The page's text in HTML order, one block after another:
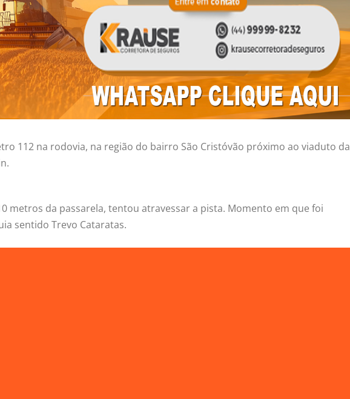
112 na rodovia, na região do bairro São Cristóvão próximo ao viaduto da
metros da passarela, tentou atravessar a pista. Momento em que foi
sentido Trevo Cataratas.